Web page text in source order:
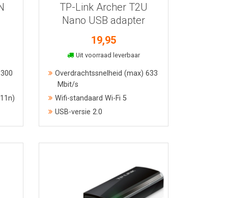
TP-Link Archer T2U
Nano USB adapter
19,95
Uit voorraad leverbaar
In winkelmand
Overdrachtssnelheid (max) 633
Mbit/s
Wifi-standaard Wi-Fi 5
USB-versie 2.0